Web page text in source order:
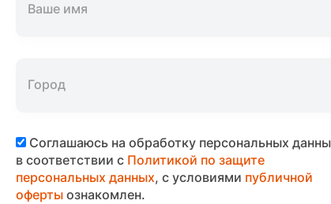
Соглашаюсь на обработку персональных
в соответствии с Политикой по защите
персональных данных, с условиями публичной
офертыознакомлен.